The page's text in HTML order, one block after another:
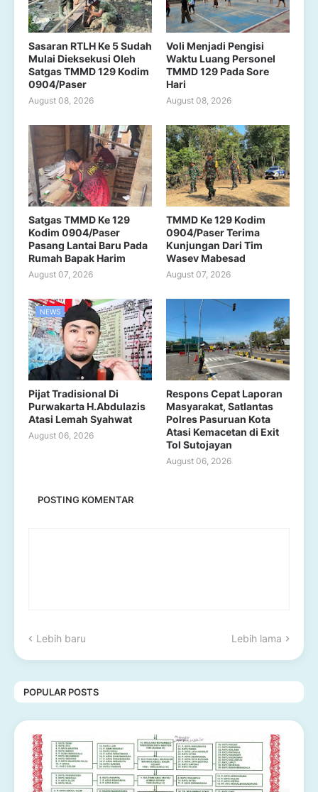
Sasaran RTLH Ke 5 Sudah
Mulai Dieksekusi Oleh
Satgas TMMD 129 Kodim
0904/Paser
August 08, 2026
Voli Menjadi Pengisi
Waktu Luang Personel
TMMD 129 Pada Sore
Hari
August 08, 2026
Satgas TMMD Ke 129
Kodim 0904/Paser
Pasang Lantai Baru Pada
Rumah Bapak Harim
August 07, 2026
TMMD Ke 129 Kodim
0904/Paser Terima
Kunjungan Dari Tim
Wasev Mabesad
August 07, 2026
NEWS
Pijat Tradisional Di
Purwakarta H.Abdulazis
Atasi Lemah Syahwat
August 06, 2026
Respons Cepat Laporan
Masyarakat, Satlantas
Polres Pasuruan Kota
Atasi Kemacetan di Exit
Tol Sutojayan
August 06, 2026
POSTING KOMENTAR
Lebih baru Lebih lama
POPULAR POSTS